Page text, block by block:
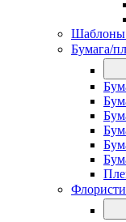
Шаблоны
Бумага/